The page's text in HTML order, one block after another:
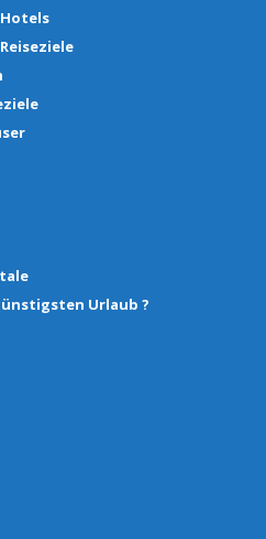
Urlaub ?